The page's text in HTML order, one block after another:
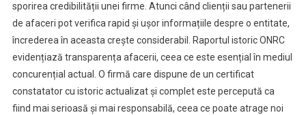
sporirea credibilității unei firme. Atunci când clienții sau partenerii
de afaceri pot verifica rapid și ușor informațiile despre o entitate,
încrederea în aceasta crește considerabil. Raportul istoric ONRC
evidențiază transparența afacerii, ceea ce este esențial în mediul
concurențial actual. O firmă care dispune de un certificat
constatator cu istoric actualizat și complet este percepută ca
fiind mai serioasă și mai responsabilă, ceea ce poate atrage noi